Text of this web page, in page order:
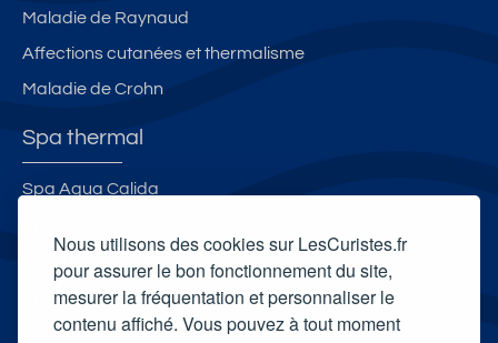
Nous utilisons des cookies sur LesCuristes.fr
pour assurer le bon fonctionnement du site,
mesurer la fréquentation et personnaliser le
contenu affiché. Vous pouvez à tout moment
Maladie de Raynaud
Affections cutanées et thermalisme
Maladie de Crohn
Spa thermal
Spa Aqua Calida
Spa thermal Les Bains d'Evahona
Carte cadeau spa Vichy